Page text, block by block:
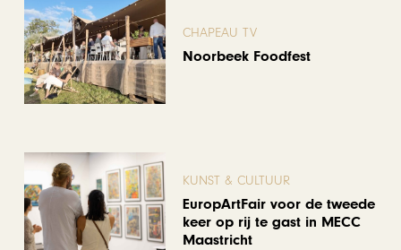
CHAPEAU TV
Noorbeek Foodfest
KUNST & CULTUUR
EuropArtFair voor de tweede
keer op rij te gast in MECC
Maastricht